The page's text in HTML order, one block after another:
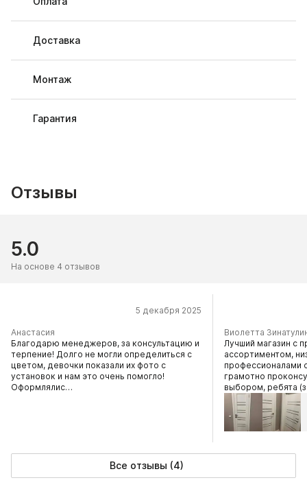
Доставка
Монтаж
Гарантия
Отзывы
5.0
На основе 4 отзывов
5 декабря 2025
Анастасия
Благодарю менеджеров, за консультацию и
терпение! Долго не могли определиться с
цветом, девочки показали их фото с
установок и нам это очень помогло!
Оформлялис…
Виолетта
Лучший магазин с
ассортиментом,
профессионалами
грамотно
выбором, ребята
Все отзывы (4)